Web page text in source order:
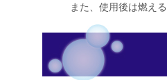
また、使用後は燃え